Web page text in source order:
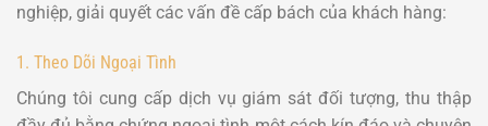
nghiệp, giải quyết các vấn đề cấp bách của khách hàng:
1. Theo Dõi Ngoại Tình
Chúng tôi cung cấp dịch vụ giám sát đối tượng, thu thập